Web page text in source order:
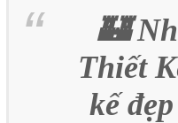
🏰
Thiết
kế